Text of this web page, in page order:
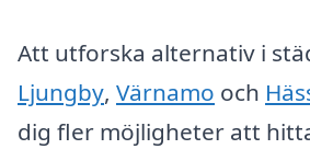
Att utforska alternativ i
Ljungby, Värnamo och
dig fler möjligheter att